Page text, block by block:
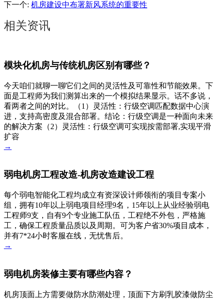
下一个: 机房建设中布署新风系统的重要性
相关资讯
模块化机房与传统机房区别有哪些？
今天咱们就聊一聊它们之间的灵活性及可靠性和节能效果。下
面是工程师为我们测算出来的一个模拟结果显示。话不多说，
看两者之间的对比。（1）灵活性：行级空调匹配数据中心演
进，支持高密度及混合部署。结论：行级空调是一种面向未来
的解决方案（2）灵活性：行级空调可实现按需部署,实现平滑
扩容
→
弱电机房工程改造-机房改造建设工程
每个弱电智能化工程均成立有资深设计师领衔的项目专案小
组，拥有10年以上弱电项目经理9名，15年以上从业经验弱电
工程师9支，自有9个专业施工队伍，工程绝不外包，严格施
工，确保工程质量品质以及周期。可为客户省30%项目成本，
并有7*24小时客服在线，无忧售后。
→
弱电机房装修主要有哪些内容？
机房顶面上方需要做防水防潮处理，顶面下方刷乳胶漆做防尘